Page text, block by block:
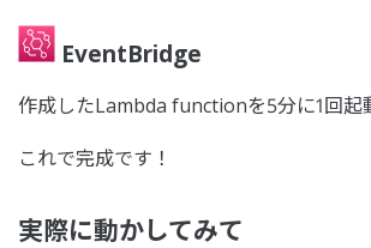
EventBridge
作成したLambda functionを5分に1回起
これで完成です！
実際に動かしてみて